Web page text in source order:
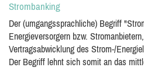
Strombanking
Der (umgangssprachliche) Begriff
Energieversorgern bzw.
Vertragsabwicklung des Strom-/
Der Begriff lehnt sich somit an das